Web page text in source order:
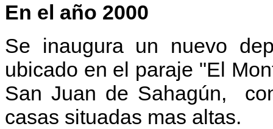
En el año 2000
Se inaugura un nuevo
ubicado en el paraje "El
San Juan de Sahagún,
casas situadas mas altas.